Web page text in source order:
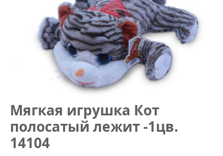
Mягкая игрушка Кот
полосатый лежит -1цв.
14104